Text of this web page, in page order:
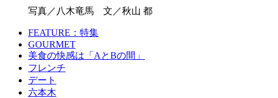
写真／八木竜馬 文／秋山 都
FEATURE：特集
GOURMET
美食の快感は「AとBの間」
フレンチ
デート
六本木